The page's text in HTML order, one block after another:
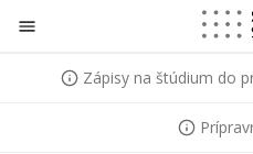
Prejsť na obsah
Zápisy na štúdium do